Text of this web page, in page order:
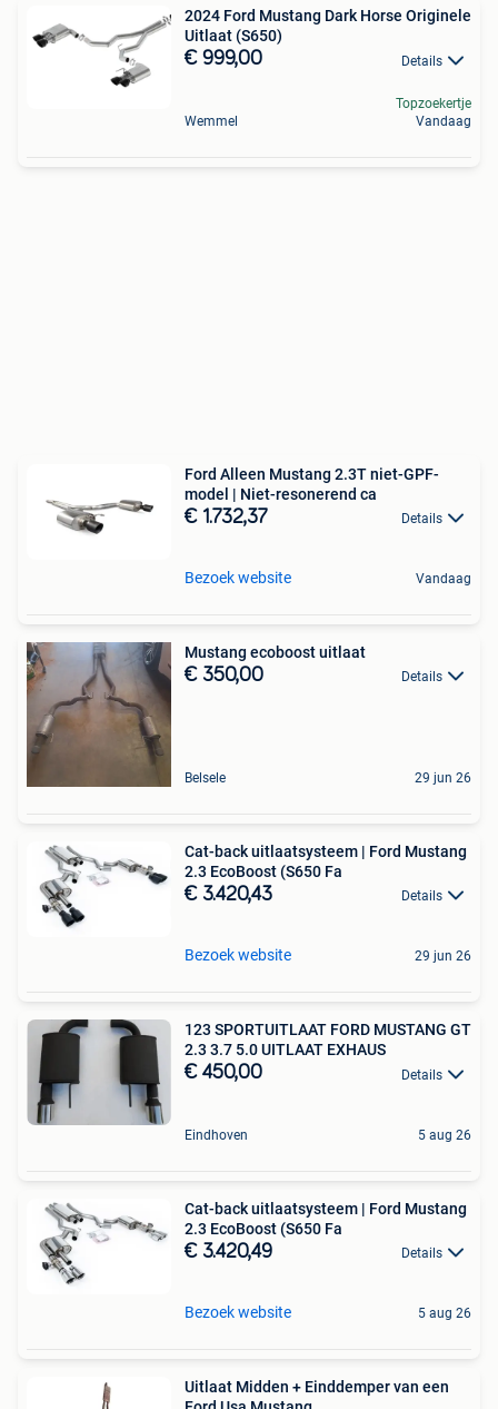
2024 Ford Mustang Dark Horse Originele
Uitlaat (S650)
€ 999,00 Details
Wemmel
Topzoekertje
Vandaag
Ford Alleen Mustang 2.3T niet-GPF-
model | Niet-resonerend ca
€ 1.732,37 Details
Bezoek website Vandaag
Mustang ecoboost uitlaat
€ 350,00 Details
Belsele 29 jun 26
Cat-back uitlaatsysteem | Ford Mustang
2.3 EcoBoost (S650 Fa
€ 3.420,43 Details
Bezoek website 29 jun 26
123 SPORTUITLAAT FORD MUSTANG GT
2.3 3.7 5.0 UITLAAT EXHAUS
€ 450,00 Details
Eindhoven 5 aug 26
Cat-back uitlaatsysteem | Ford Mustang
2.3 EcoBoost (S650 Fa
€ 3.420,49 Details
Bezoek website 5 aug 26
Uitlaat Midden + Einddemper van een